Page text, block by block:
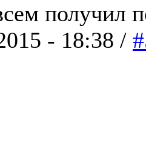
получил
- 18:38 /